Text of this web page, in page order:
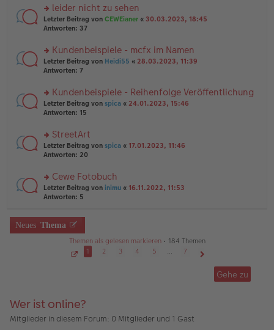
B
ei
tr
g
n
g
el
e
n
er
tr
a
g
rs
te
n
g
el
e
n
er
tr
a
g
leider nicht zu sehen
Letzter Beitrag von CEWEianer « 30.03.2023, 18:45
Antworten: 37
rs
te
n
g
el
e
n
er
tr
a
g
Kundenbeispiele - mcfx im Namen
Letzter Beitrag von Heidi55 « 28.03.2023, 11:39
Antworten: 7
rs
te
n
g
el
e
n
er
tr
a
Kundenbeispiele - Reihenfolge Veröffentlichung
Letzter Beitrag von spica « 24.01.2023, 15:46
Antworten: 15
rs
te
n
g
el
e
n
er
StreetArt
Letzter Beitrag von spica « 17.01.2023, 11:46
Antworten: 20
rs
te
n
g
tr
a
g
Cewe Fotobuch
Letzter Beitrag von inimu « 16.11.2022, 11:53
Antworten: 5
Neues Thema
Themen als gelesen markieren• 184 Themen
v
o
n
7
1 2 3 4 5 …
7
Gehe zu
Wer ist online?
Mitglieder in diesem Forum: 0 Mitglieder und 1 Gast